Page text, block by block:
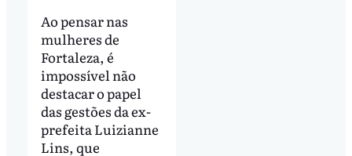
Ao pensar nas
mulheres de
Fortaleza, é
impossível não
destacar o papel
das gestões da ex-
prefeita Luizianne
Lins, que